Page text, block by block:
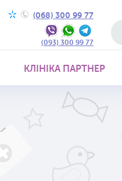
(068) 300 99 77
(093) 300 99 77
КЛIНIКА ПАРТНЕР